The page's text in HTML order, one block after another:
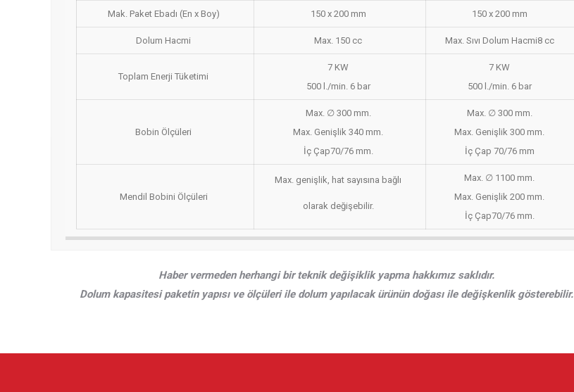
Mak. Paket Ebadı (En x Boy) 150 x 200 mm 150 x 200 mm
Dolum Hacmi Max. 150 cc Max. Sıvı Dolum Hacmi8 cc
Toplam Enerji Tüketimi
7 KW
500 l./min. 6 bar
7 KW
500 l./min. 6 bar
Bobin Ölçüleri
Max. ∅ 300 mm.
Max. Genişlik 340 mm.
İç Çap70/76 mm.
Max. ∅ 300 mm.
Max. Genişlik 300 mm.
İç Çap 70/76 mm
Mendil Bobini Ölçüleri
Max. genişlik, hat sayısına bağlı
olarak değişebilir.
Max. ∅ 1100 mm.
Max. Genişlik 200 mm.
İç Çap70/76 mm.
Haber vermeden herhangi bir teknik değişiklik yapma hakkımız saklıdır.
Dolum kapasitesi paketin yapısı ve ölçüleri ile dolum yapılacak ürünün doğası ile değişkenlik gösterebilir.